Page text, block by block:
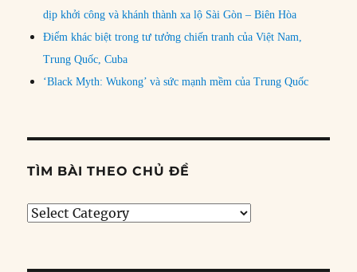
dịp khởi công và khánh thành xa lộ Sài Gòn – Biên Hòa
Điểm khác biệt trong tư tưởng chiến tranh của Việt Nam,
Trung Quốc, Cuba
‘Black Myth: Wukong’ và sức mạnh mềm của Trung Quốc
TÌM BÀI THEO CHỦ ĐỀ
Tìm